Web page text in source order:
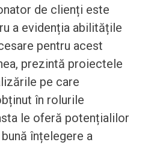
de clienți este
a evidenția abilitățile
pentru acest
prezintă proiectele
pe care
în rolurile
le oferă potențialilor
înțelegere a